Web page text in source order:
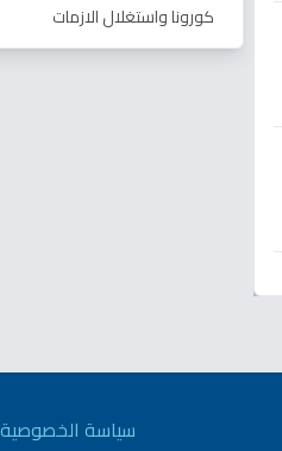
كورونا واستغلال الازمات
سياسة الخصوصية